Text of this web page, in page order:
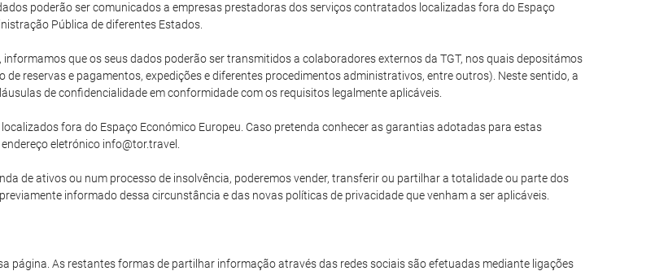
poderão ser comunicados a empresas prestadoras dos serviços contratados localizadas fora do Espaço
Pública de diferentes Estados.
que os seus dados poderão ser transmitidos a colaboradores externos da TGT, nos quais depositámos
reservas e pagamentos, expedições e diferentes procedimentos administrativos, entre outros). Neste sentido, a
de confidencialidade em conformidade com os requisitos legalmente aplicáveis.
fora do Espaço Económico Europeu. Caso pretenda conhecer as garantias adotadas para estas
eletrónico info@tor.travel.
de ativos ou num processo de insolvência, poderemos vender, transferir ou partilhar a totalidade ou parte dos
informado dessa circunstância e das novas políticas de privacidade que venham a ser aplicáveis.
página. As restantes formas de partilhar informação através das redes sociais são efetuadas mediante ligações